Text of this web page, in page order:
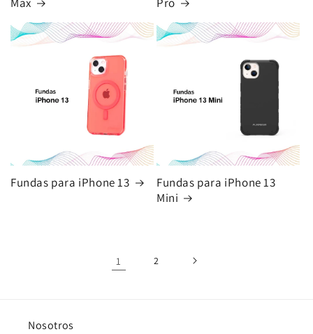
Fundas para iPhone 13
Fundas para iPhone 13
Mini
1 2
Nosotros